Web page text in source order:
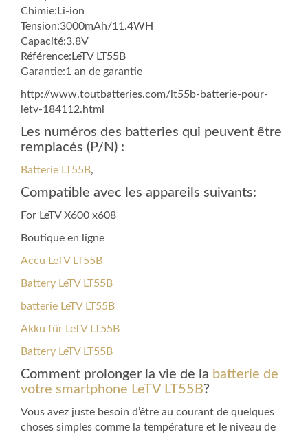
Chimie:Li-ion
Tension:3000mAh/11.4WH
Capacité:3.8V
Référence:LeTV LT55B
Garantie:1 an de garantie
http://www.toutbatteries.com/lt55b-batterie-pour-
letv-184112.html
Les numéros des batteries qui peuvent être
remplacés (P/N) :
Batterie LT55B,
Compatible avec les appareils suivants:
For LeTV X600 x608
Boutique en ligne
Accu LeTV LT55B
Battery LeTV LT55B
batterie LeTV LT55B
Akku für LeTV LT55B
Battery LeTV LT55B
Comment prolonger la vie de la batterie de
votre smartphone LeTV LT55B?
Vous avez juste besoin d’être au courant de quelques
choses simples comme la température et le niveau de